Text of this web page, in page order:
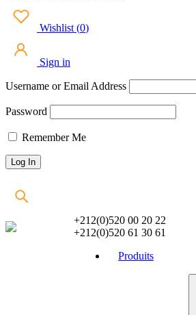
Wishlist (0)
Sign in
Username or Email Address
Password
Remember Me
+212(0)520 00 20 22
+212(0)520 61 30 61
Produits